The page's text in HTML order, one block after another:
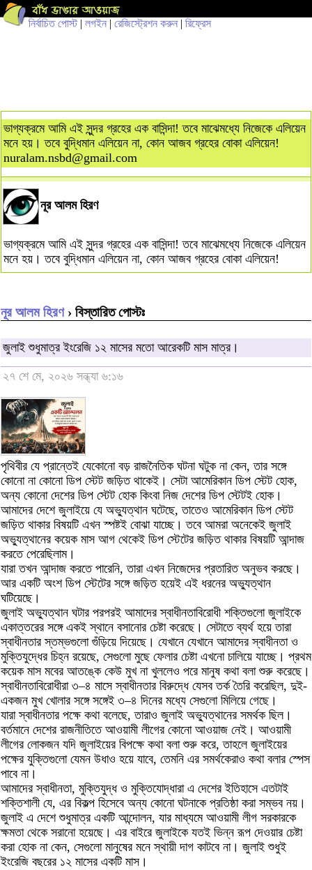
নির্বাচিত পোস্ট| লগইন | রেজিস্ট্রেশন করুন | রিফ্রেস
ভাগ্যক্রমে আমি এই সুন্দর গ্রহের এক বাসিন্দা! তবে মাঝেমধ্যে নিজেকে এলিয়েন
মনে হয়। তবে বুদ্ধিমান এলিয়েন না, কোন আজব গ্রহের বোকা এলিয়েন!
nuralam.nsbd@gmail.com
নূর আলম হিরণ
ভাগ্যক্রমে আমি এই সুন্দর গ্রহের এক বাসিন্দা! তবে মাঝেমধ্যে নিজেকে এলিয়েন
মনে হয়। তবে বুদ্ধিমান এলিয়েন না, কোন আজব গ্রহের বোকা এলিয়েন!
নূর আলম হিরণ› বিস্তারিত পোস্টঃ
জুলাই শুধুমাত্র ইংরেজি ১২ মাসের মতো আরেকটি মাস মাত্র।
২৭ শে মে, ২০২৬ সন্ধ্যা ৬:১৬
পৃথিবীর যে প্রান্তেই যেকোনো বড় রাজনৈতিক ঘটনা ঘটুক না কেন, তার সঙ্গে
কোনো না কোনো ডিপ স্টেট জড়িত থাকেই। সেটা আমেরিকান ডিপ স্টেট হোক,
অন্য কোনো দেশের ডিপ স্টেট হোক কিংবা নিজ দেশের ডিপ স্টেটই হোক।
আমাদের দেশে জুলাইয়ে যে অভ্যুত্থান ঘটেছে, তাতেও আমেরিকান ডিপ স্টেট
জড়িত থাকার বিষয়টি এখন স্পষ্টই বোঝা যাচ্ছে। তবে আমরা অনেকেই জুলাই
অভ্যুত্থানের কয়েক মাস আগ থেকেই ডিপ স্টেটের জড়িত থাকার বিষয়টি আন্দাজ
করতে পেরেছিলাম।
যারা তখন আন্দাজ করতে পারেনি, তারা এখন নিজেদের প্রতারিত অনুভব করছে।
আর একটি অংশ ডিপ স্টেটের সঙ্গে জড়িত হয়েই এই ধরনের অভ্যুত্থান
ঘটিয়েছে।
জুলাই অভ্যুত্থান ঘটার পরপরই আমাদের স্বাধীনতাবিরোধী শক্তিগুলো জুলাইকে
একাত্তরের সঙ্গে একই স্থানে বসানোর চেষ্টা করেছে। সেটাতে ব্যর্থ হয়ে তারা
স্বাধীনতার স্তম্ভগুলো গুঁড়িয়ে দিয়েছে। যেখানে যেখানে আমাদের স্বাধীনতা ও
মুক্তিযুদ্ধের চিহ্ন রয়েছে, সেগুলো মুছে ফেলার চেষ্টা এখনো চালিয়ে যাচ্ছে। প্রথম
কয়েক মাস মবের আতঙ্কে কেউ মুখ না খুললেও পরে মানুষ কথা বলা শুরু করেছে।
স্বাধীনতাবিরোধীরা ৩–৪ মাসে স্বাধীনতার বিরুদ্ধে যেসব তর্ক তৈরি করেছিল, দুই-
একজন মুখ খোলার সঙ্গে সঙ্গেই ৩–৪ দিনের মধ্যে সেগুলো মিলিয়ে গেছে।
যারা স্বাধীনতার পক্ষে কথা বলেছে, তারাও জুলাই অভ্যুত্থানের সমর্থক ছিল।
বর্তমানে দেশের রাজনীতিতে আওয়ামী লীগের কোনো আওয়াজ নেই। আওয়ামী
লীগের লোকজন যদি জুলাইয়ের বিপক্ষে কথা বলা শুরু করে, তাহলে জুলাইয়ের
পক্ষের যুক্তিগুলো যেমন উধাও হয়ে যাবে, তেমনি এর সমর্থকেরাও কথা বলার স্পেস
পাবে না।
আমাদের স্বাধীনতা, মুক্তিযুদ্ধ ও মুক্তিযোদ্ধারা এ দেশের ইতিহাসে এতটাই
শক্তিশালী যে, এর বিকল্প হিসেবে অন্য কোনো ঘটনাকে প্রতিষ্ঠা করা সম্ভব নয়।
জুলাই এ দেশে শুধুমাত্র একটি আন্দোলন, যার মাধ্যমে আওয়ামী লীগ সরকারকে
ক্ষমতা থেকে সরানো হয়েছে। এর বাইরে জুলাইকে যতই ভিন্ন রূপ দেওয়ার চেষ্টা
করা হোক না কেন, সেগুলো মানুষের মনে স্থায়ী দাগ কাটবে না। জুলাই শুধুই
ইংরেজি বছরের ১২ মাসের একটি মাস।